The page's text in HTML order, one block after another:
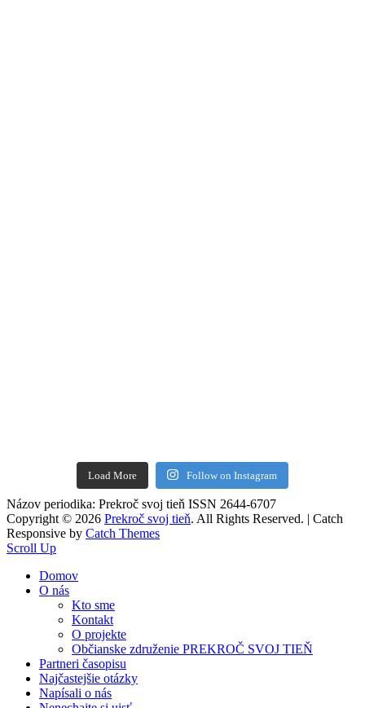
Load More Follow on Instagram
Názov periodika: Prekroč svoj tieň ISSN 2644-6707
Copyright © 2026 Prekroč svoj tieň. All Rights Reserved. | Catch
Responsive by Catch Themes
Scroll Up
Domov
O nás
Kto sme
Kontakt
O projekte
Občianske združenie PREKROČ SVOJ TIEŇ
Partneri časopisu
Najčastejšie otázky
Napísali o nás